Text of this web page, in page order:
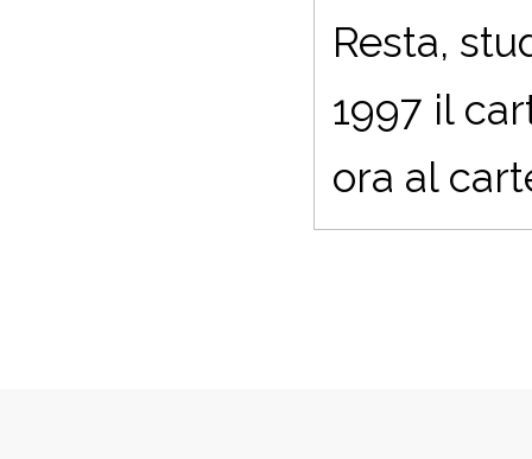
Resta,
1997 il
ora al